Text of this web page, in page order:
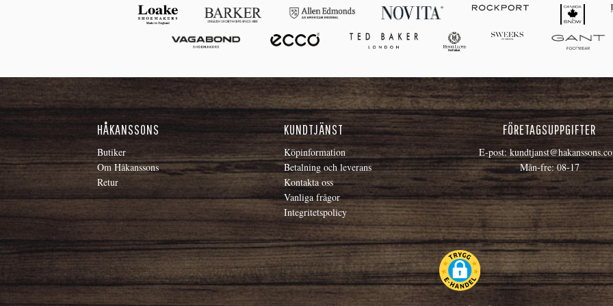
HÅKANSSONS
Butiker
Om Håkanssons
Retur
KUNDTJÄNST
Köpinformation
Betalning och leverans
Kontakta oss
Vanliga frågor
Integritetspolicy
FÖRETAGSUPPGIFTER
E-post:
Mån-fre: 08-17